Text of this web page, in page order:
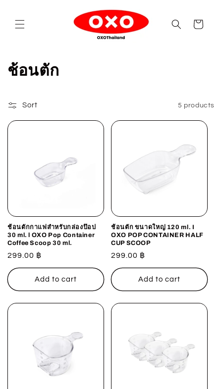
Cart
C
l
l
i
o
n
:
ช้อนตัก
Sort 5 products
ช้อนตักกาแฟสำหรับกล่องป๊อป
30 ml. l OXO Pop Container
Coffee Scoop 30 ml.
Regular
price
299.00 ฿
Add to cart
ช้อนตัก ขนาดใหญ่ 120 ml. I
OXO POP CONTAINER HALF
CUP SCOOP
Regular
price
299.00 ฿
Add to cart